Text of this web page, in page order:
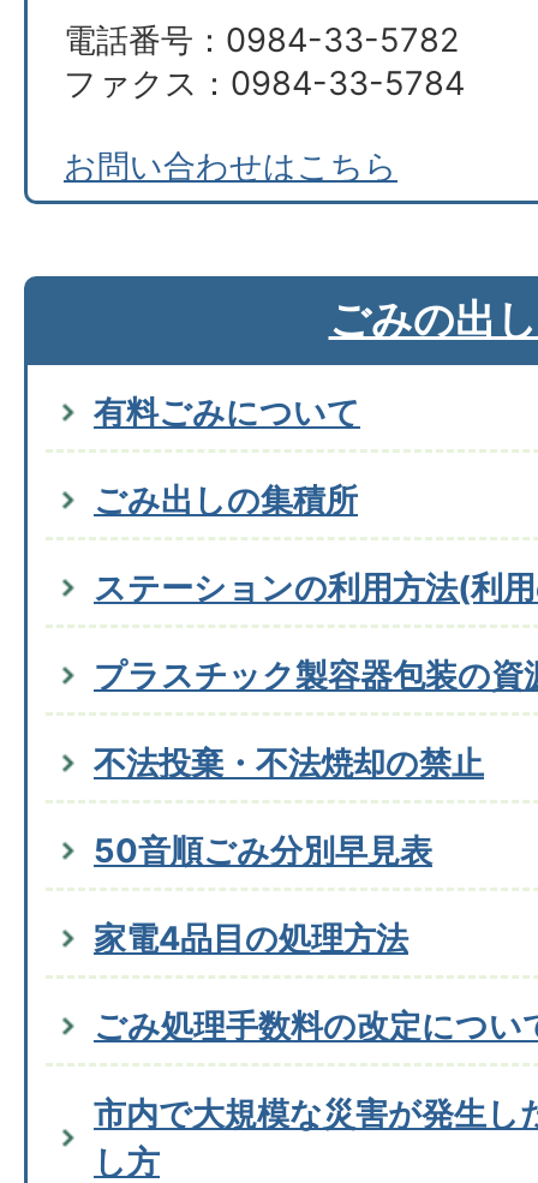
電話番号：0984-33-5782
ファクス：0984-33-5784
お問い合わせはこちら
ごみの出
有料ごみについて
ごみ出しの集積所
ステーションの利用方法(利
プラスチック製容器包装の資
不法投棄・不法焼却の禁止
50音順ごみ分別早見表
家電4品目の処理方法
ごみ処理手数料の改定につい
市内で大規模な災害が発生し
し方